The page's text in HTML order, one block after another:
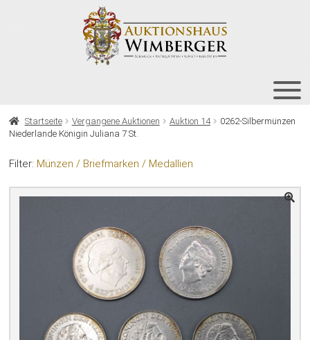
HOME
KONTAKT
NEWSLETTER
Startseite Vergangene Auktionen Auktion 14
0262-Silbermünzen
Niederlande Königin Juliana 7 St.
Filter: Münzen / Briefmarken / Medallien